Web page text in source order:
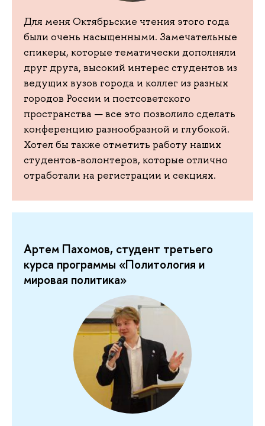
Для меня Октябрьские чтения этого года
были очень насыщенными. Замечательные
спикеры, которые тематически дополняли
друг друга, высокий интерес студентов из
ведущих вузов города и коллег из разных
городов России и постсоветского
пространства — все это позволило сделать
конференцию разнообразной и глубокой.
Хотел бы также отметить работу наших
студентов-волонтеров, которые отлично
отработали на регистрации и секциях.
Артем Пахомов, студент третьего
курса программы «Политология и
мировая политика»